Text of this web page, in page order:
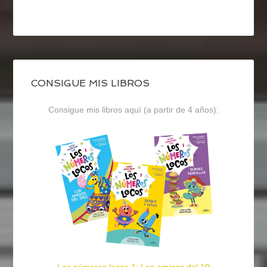
CONSIGUE MIS LIBROS
Consigue mis libros aquí (a partir de 4 años):